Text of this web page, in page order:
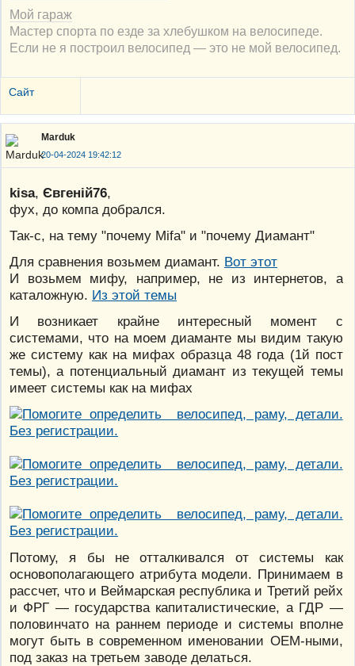
Мой гараж
Мастер спорта по езде за хлебушком на велосипеде.
Если не я построил велосипед — это не мой велосипед.
Сайт
Marduk
20-04-2024 19:42:12
kisa, Євгеній76,
фух, до компа добрался.
Так-с, на тему "почему Mifa" и "почему Диамант"
Для сравнения возьмем диамант. Вот этот
И возьмем мифу, например, не из интернетов, а
каталожную. Из этой темы
И возникает крайне интересный момент с
системами, что на моем диаманте мы видим такую
же систему как на мифах образца 48 года (1й пост
темы), а потенциальный диамант из текущей темы
имеет системы как на мифах
Потому, я бы не отталкивался от системы как
основополагающего атрибута модели. Принимаем в
рассчет, что и Веймарская республика и Третий рейх
и ФРГ — государства капиталистические, а ГДР —
половинчато на раннем периоде и системы вполне
могут быть в современном именовании OEM-ными,
под заказ на третьем заводе делаться.